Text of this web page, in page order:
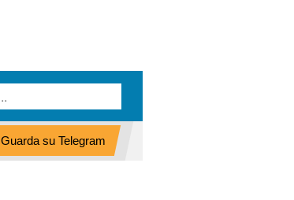
Guarda su Telegram